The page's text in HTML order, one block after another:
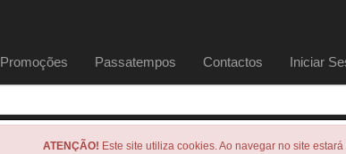
Promoções Passatempos Contactos Iniciar
ATENÇÃO! Este site utiliza cookies. Ao navegar no site